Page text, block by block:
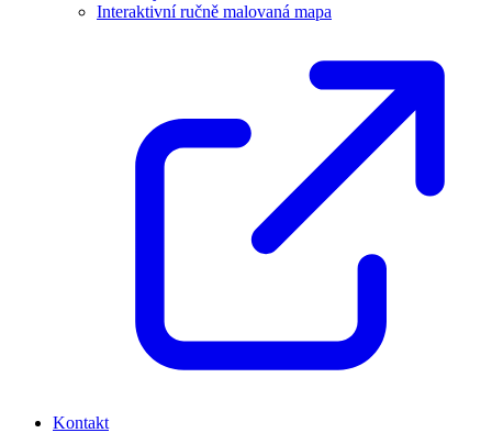
Interaktivní ručně malovaná mapa
Kontakt